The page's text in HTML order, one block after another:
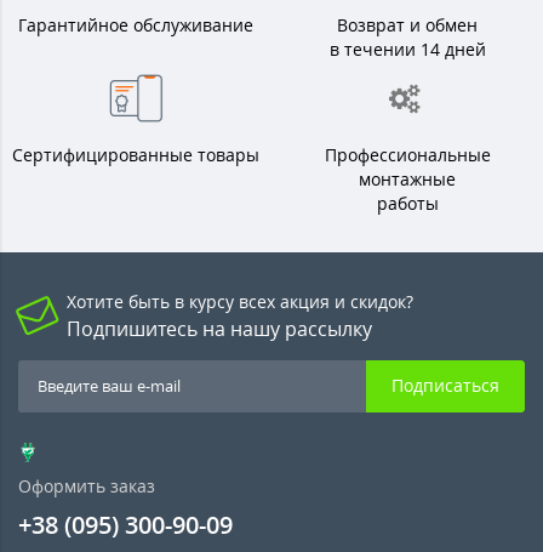
Гарантийное обслуживание
Возврат и обмен
в течении 14 дней
Сертифицированные товары
Профессиональные
монтажные
работы
Хотите быть в курсу всех акция и скидок?
Подпишитесь на нашу рассылку
Подписаться
Оформить заказ
+38 (095) 300-90-09